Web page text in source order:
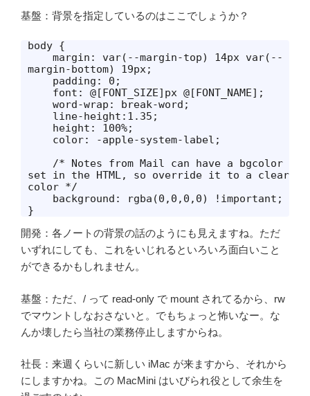
基盤：背景を指定しているのはここでしょうか？
body {
margin-bottom) 19px;
set in the HTML, so override it to a clear
color */
}
開発：各ノートの背景の話のようにも見えますね。ただ
いずれにしても、これをいじれるといろいろ面白いこと
ができるかもしれません。
基盤：ただ、/ って read-only で mount されてるから、rw
でマウントしなおさないと。でもちょっと怖いなー。な
んか壊したら当社の業務停止しますからね。
社長：来週くらいに新しい iMac が来ますから、それから
にしますかね。この MacMini はいびられ役として余生を